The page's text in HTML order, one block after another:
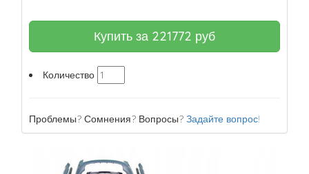
Купить за 221772 руб
Количество
Проблемы? Сомнения? Вопросы? Задайте вопрос!